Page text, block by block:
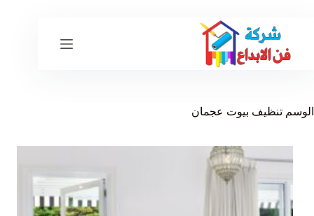
المحتوى
الوسم تنظيف بيوت عجمان